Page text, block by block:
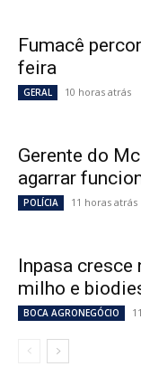
Fumacê
feira
GERAL 10 horas atrás
Gerente do
agarrar
POLÍCIA 11 horas atrás
Inpasa cresce
milho e
BOCA AGRONEGÓCIO